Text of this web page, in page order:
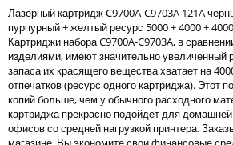
Konica Minolta
Kyocera
Lexmark
OKI
Panasonic
Лазерный картридж C9700A-C9703A 121A
пурпурный + желтый ресурс 5000 + 4000 +
Картриджи набора C9700A-C9703A, в
изделиями, имеют значительно увеличенный
запаса их красящего вещества хватает на
отпечатков (ресурс одного картриджа). Этот
копий больше, чем у обычного расходного
картриджа прекрасно подойдет для домашней
офисов со средней нагрузкой принтера.